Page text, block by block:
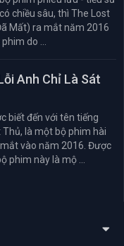
chiều sâu, thì The Lost
Mất) ra mắt năm 2016
do ...
Anh Chỉ Là Sát
biết đến với tên tiếng
Thủ, là một bộ phim hài
vào năm 2016. Được
phim này là mộ ...